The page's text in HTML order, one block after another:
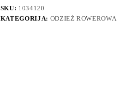
XXL
izmērs
-
SKU: 1034120
KATEGORIJA: ODZIEŻ ROWEROWA